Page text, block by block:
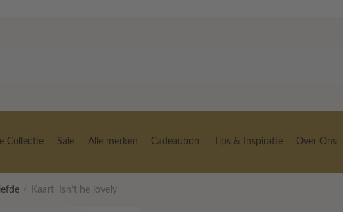
Collectie Sale Alle merken Cadeaubon Tips & Inspiratie Over Ons
/ Kaart ‘Isn’t he lovely’